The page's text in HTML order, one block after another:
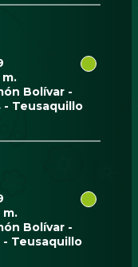
Bolívar -
- Teusaquillo
m.
Bolívar -
- Teusaquillo